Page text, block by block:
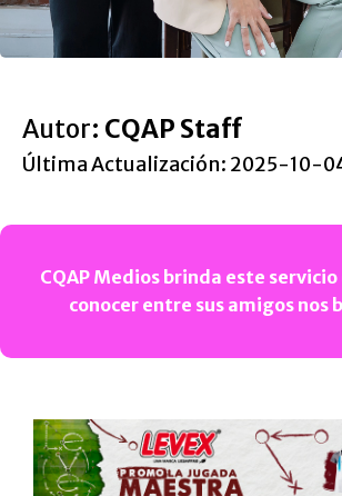
Autor: CQAP Staff
Última Actualización: 2025-10-
CQAP Medios brinda este
conocer entre sus amigos